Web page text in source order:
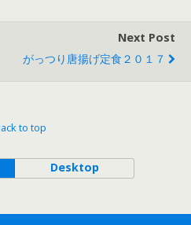
Next Post
がっつり唐揚げ定食２０１７
to top
Desktop